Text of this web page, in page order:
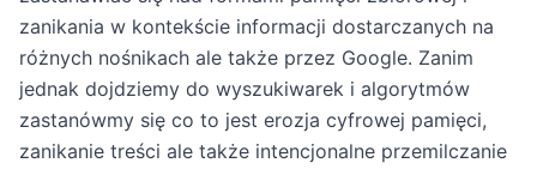
zanikania w kontekście informacji dostarczanych na
różnych nośnikach ale także przez Google. Zanim
jednak dojdziemy do wyszukiwarek i algorytmów
zastanówmy się co to jest erozja cyfrowej pamięci,
zanikanie treści ale także intencjonalne przemilczanie